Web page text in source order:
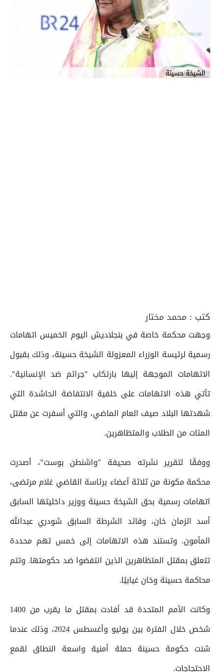
الشيخة حسينة
كتب : محمد مختار
وجهت محكمة خاصة في بنجلاديش اليوم الخميس اتهامات
رسمية لرئيسة الوزراء المعزولة الشيخة حسينة، وذلك بقبول
الاتهامات الموجهة إليها بارتكاب "جرائم ضد الإنسانية".
تأتي هذه الاتهامات على خلفية الانتفاضة الحاشدة التي
شهدتها البلاد صيف العام الماضي، والتي أسفرت عن مقتل
المئات من الطلاب والمتظاهرين.
ووفقًا لتقرير نشرته صحيفة "واشنطن بوست"، أصدرت
محكمة مكونة من ثلاثة أعضاء برئاسة القاضي غلام مرتضى،
اتهامات رسمية بحق الشيخة حسينة ووزير داخليتها السابق
أسد الزمان خان، وقائد الشرطة السابق شودري عبدالله
المأمون. وتستند هذه الاتهامات إلى خمس تهم محددة
تتعلق بمقتل المتظاهرين الذين انتفضوا ضد حكومتها. وتتم
محاكمة حسينة وخان غيابيًا.
وكانت الأمم المتحدة قد أفادت بمقتل ما يقرب من 1400
شخص خلال الفترة بين يوليو وأغسطس 2024، وذلك عندما
شنت حكومة حسينة حملة أمنية واسعة النطاق لقمع
الاحتجاجات.